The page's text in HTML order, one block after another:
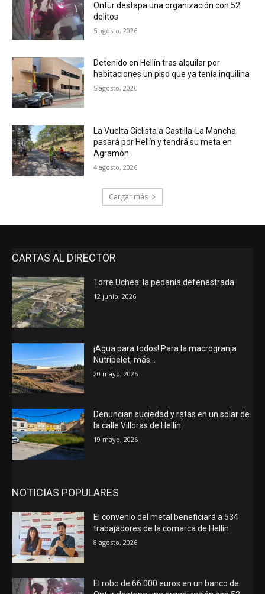
Ontur destapa una organización con 52
delitos
5 agosto, 2026
Detenido en Hellín tras alquilar por
habitaciones un piso que ya tenía inquilina
5 agosto, 2026
La Vuelta Ciclista a Castilla-La Mancha
pasará por Hellín y tendrá su meta en
Agramón
4 agosto, 2026
Cargar más
CARTAS AL DIRECTOR
Torre Uchea: la pedanía defenestrada
12 junio, 2026
¡Agua para todos! Para la macrogranja
Nutripelet, más…
20 mayo, 2026
Denuncian suciedad y ratas en un solar de
la calle Villoras de Hellín
19 mayo, 2026
NOTICIAS POPULARES
El convenio del metal beneficiará a 534
trabajadores de la comarca de Hellín
8 agosto, 2026
El robo de 66.000 euros en un banco de